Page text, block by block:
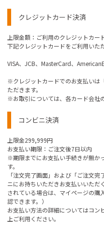
クレジットカード決済
上限金額：ご利用のクレジットカー
下記クレジットカードをご利用いた
VISA、JCB、MasterCard、
※クレジットカードでのお支払いは
ただきます。
※お取引については、各カード会社
コンビニ決済
上限金299,999円
お支払い期限：ご注文後7日以内
※期限までにお支払い手続きが無か
す。
「注文完了画面」および「ご注文
ニにお持ちいただきお支払いいただ
されている場合は、マイページの購
認できます。）
お支払い方法の詳細についてはコン
上ご利用ください。